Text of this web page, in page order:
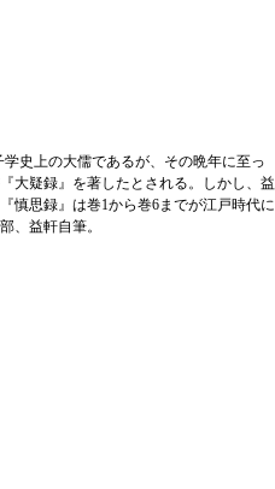
史上の大儒であるが、その晩年に至っ
大疑録』を著したとされる。しかし、益
慎思録』は巻1から巻6までが江戸時代に
、益軒自筆。